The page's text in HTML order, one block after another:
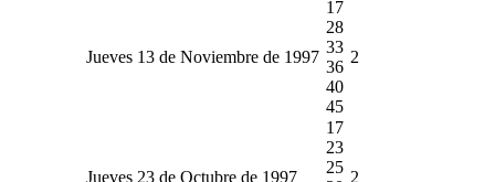
Jueves 13 de Noviembre de 1997
17
28
33
36
40
45
2
Jueves 23 de Octubre de 1997
17
23
25
2